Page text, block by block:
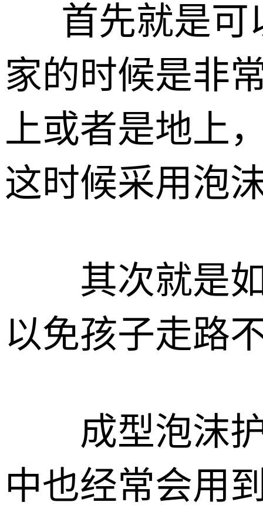
首先就是可
家的时候是非
上或者是地上
这时候采用泡
其次就是如
以免孩子走路
成型泡沫护
中也经常会用